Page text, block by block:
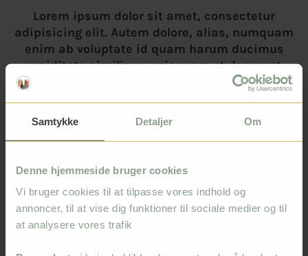
Samtykke Detaljer Om
Denne hjemmeside bruger cookies
Vi bruger cookies til at tilpasse vores indhold og
annoncer, til at vise dig funktioner til sociale medier og til
at analysere vores trafik
Lorem ipsum dolor sit amet, consectetur
adipisicing elit. Autem dolore, alias, numquam
enim ab voluptate id quam harum ducimus
cupiditate similique quisquam et deserunt,